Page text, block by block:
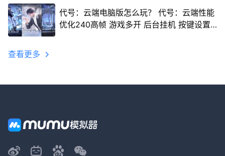
代号：云端电脑版怎么玩？ 代号：云端性能
优化240高帧 游戏多开 后台挂机 按键设置
查看更多